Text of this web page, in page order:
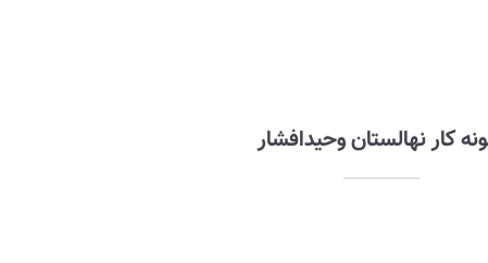
کار نهالستان وحیدافشار